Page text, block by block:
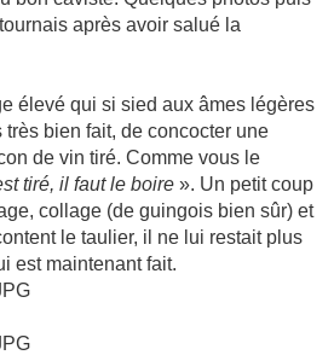
après avoir salué la
élevé qui si sied aux âmes légères
très bien fait, de concocter une
de vin tiré. Comme vous le
tiré, il faut le boire ». Un petit coup
collage (de guingois bien sûr) et
le taulier, il ne lui restait plus
est maintenant fait.